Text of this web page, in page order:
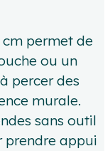
permet de
ou un
percer des
murale.
sans outil
prendre appui